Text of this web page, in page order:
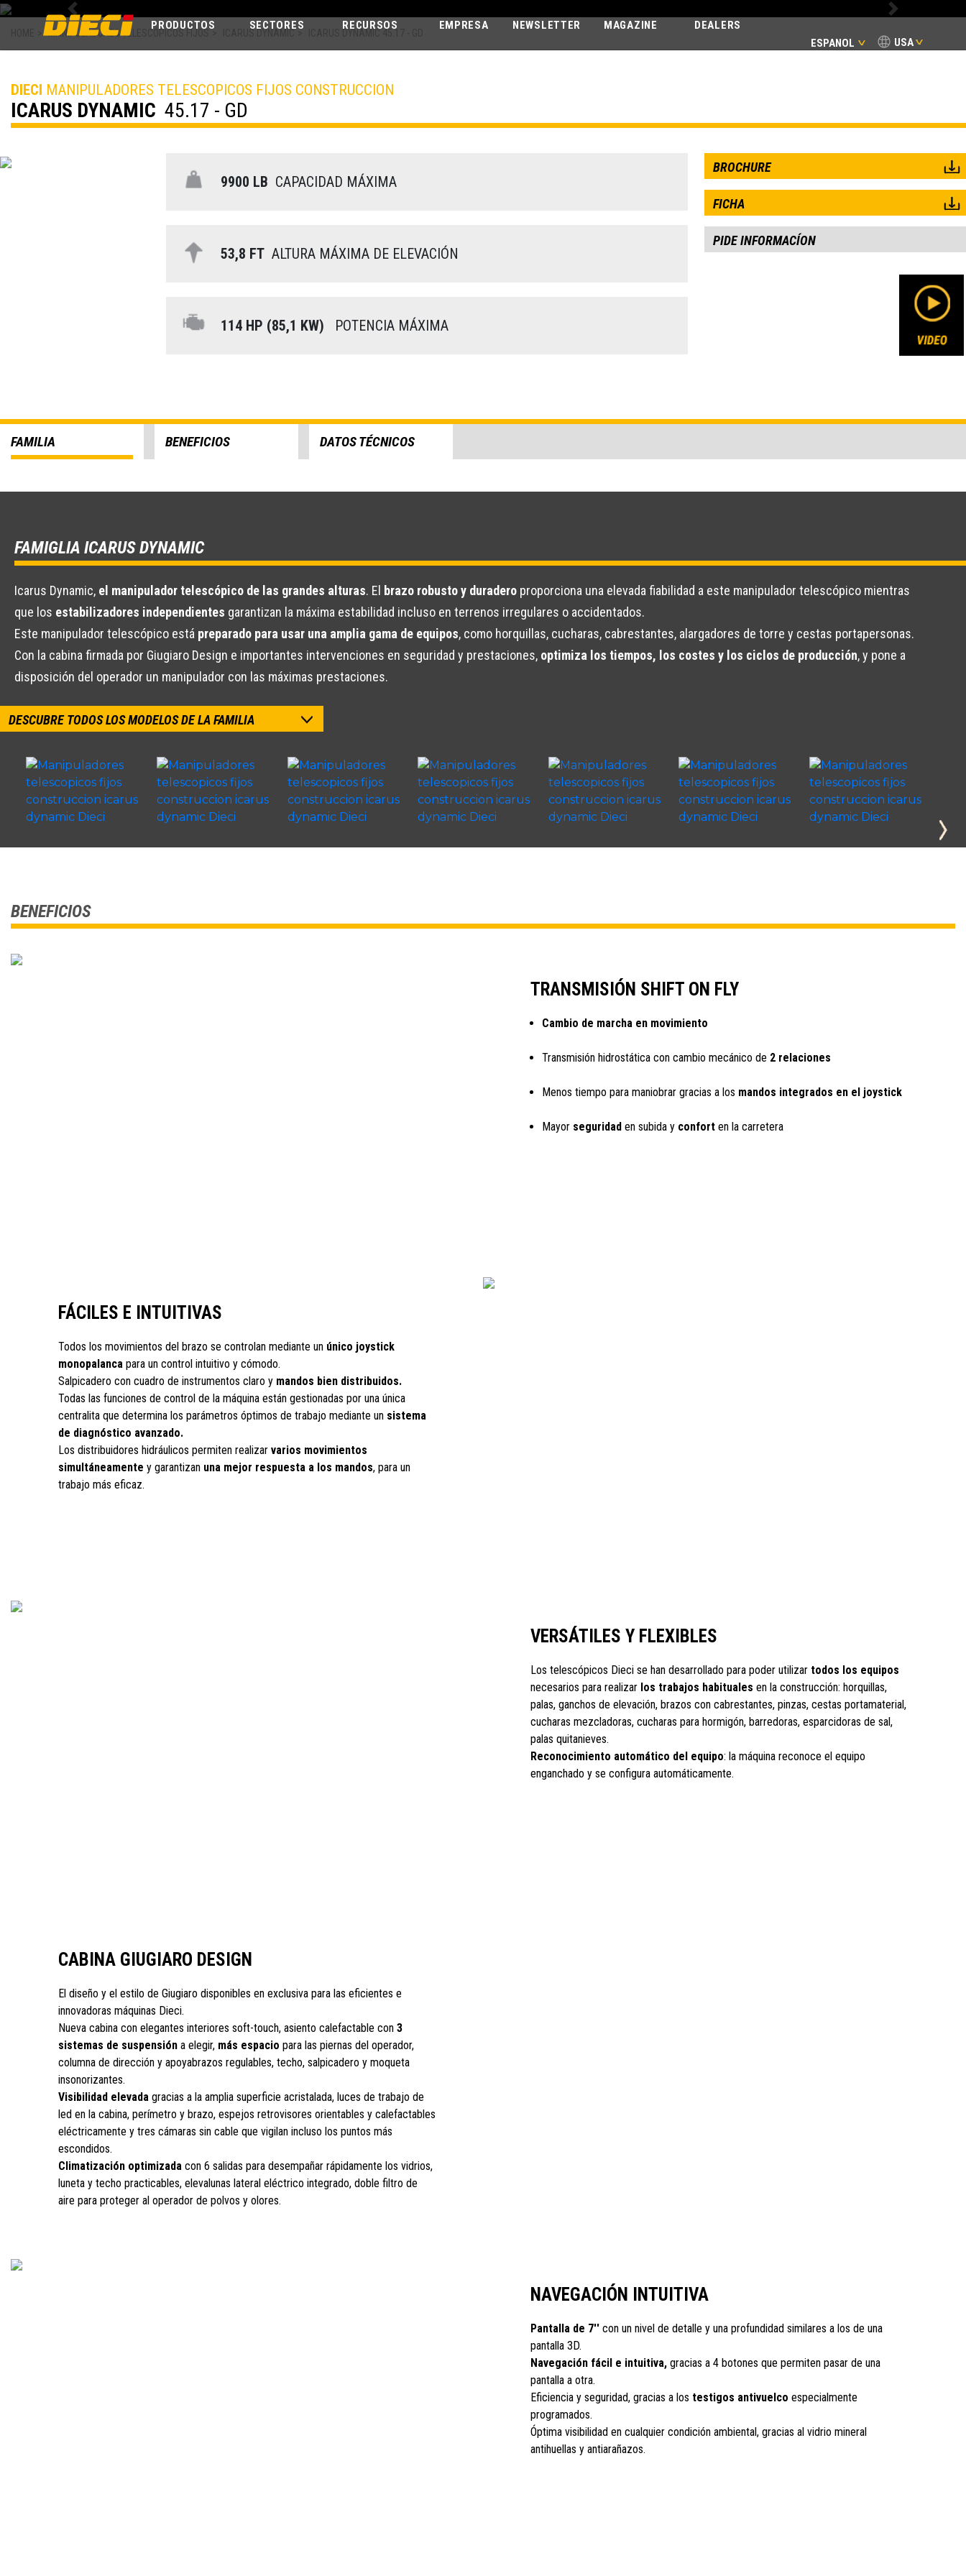
USA
ESPANOL
NEWSLETTER MAGAZINE DEALERS
PRODUCTOS SECTORES RECURSOS EMPRESA
Previous Next
ICARUS DYNAMIC
MANIPULADORES TELESCOPICOS FIJOS
DIECI MANIPULADORES TELESCOPICOS FIJOS CONSTRUCCION
ICARUS DYNAMIC 45.17 - GD
9900 LB CAPACIDAD MÁXIMA
53,8 FTALTURA MÁXIMA DE ELEVACIÓN
114 HP (85,1 KW) POTENCIA MÁXIMA
BROCHURE
FICHA
PIDE INFORMACÍON
FAMILIA BENEFICIOS DATOS TÉCNICOS
FAMIGLIA ICARUS DYNAMIC
Icarus Dynamic, el manipulador telescópico de las grandes alturas. El brazo robusto y duradero proporciona una elevada fiabilidad a este manipulador telescópico mientras
que los estabilizadores independientes garantizan la máxima estabilidad incluso en terrenos irregulares o accidentados.
Este manipulador telescópico está preparado para usar una amplia gama de equipos, como horquillas, cucharas, cabrestantes, alargadores de torre y cestas portapersonas.
Con la cabina firmada por Giugiaro Design e importantes intervenciones en seguridad y prestaciones, optimiza los tiempos, los costes y los ciclos de producción, y pone a
disposición del operador un manipulador con las máximas prestaciones.
DESCUBRE TODOS LOS MODELOS DE LA FAMILIA
BENEFICIOS
TRANSMISIÓN SHIFT ON FLY
Cambio de marcha en movimiento
Transmisión hidrostática con cambio mecánico de 2 relaciones
Menos tiempo para maniobrar gracias a los mandos integrados en el joystick
Mayor seguridaden subida y conforten la carretera
FÁCILES E INTUITIVAS
Todos los movimientos del brazo se controlan mediante un único joystick
monopalancapara un control intuitivo y cómodo.
Salpicadero con cuadro de instrumentos claro y mandos bien distribuidos.
Todas las funciones de control de la máquina están gestionadas por una única
centralita que determina los parámetros óptimos de trabajo mediante un sistema
de diagnóstico avanzado.
Los distribuidores hidráulicos permiten realizar varios movimientos
simultáneamente y garantizan una mejor respuesta a los mandos, para un
trabajo más eficaz.
VERSÁTILES Y FLEXIBLES
Los telescópicos Dieci se han desarrollado para poder utilizar todos los equipos
necesarios para realizar los trabajos habituales en la construcción: horquillas,
palas, ganchos de elevación, brazos con cabrestantes, pinzas, cestas portamaterial,
cucharas mezcladoras, cucharas para hormigón, barredoras, esparcidoras de sal,
palas quitanieves.
Reconocimiento automático del equipo: la máquina reconoce el equipo
enganchado y se configura automáticamente.
CABINA GIUGIARO DESIGN
El diseño y el estilo de Giugiaro disponibles en exclusiva para las eficientes e
innovadoras máquinas Dieci.
Nueva cabina con elegantes interiores soft-touch, asiento calefactable con 3
sistemas de suspensióna elegir, más espacio para las piernas del operador,
columna de dirección y apoyabrazos regulables, techo, salpicadero y moqueta
insonorizantes.
Visibilidad elevadagracias a la amplia superficie acristalada, luces de trabajo de
led en la cabina, perímetro y brazo, espejos retrovisores orientables y calefactables
eléctricamente y tres cámaras sin cable que vigilan incluso los puntos más
escondidos.
Climatización optimizadacon 6 salidas para desempañar rápidamente los vidrios,
luneta y techo practicables, elevalunas lateral eléctrico integrado, doble filtro de
aire para proteger al operador de polvos y olores.
NAVEGACIÓN INTUITIVA
Pantalla de 7''con un nivel de detalle y una profundidad similares a los de una
pantalla 3D.
Navegación fácil e intuitiva,gracias a 4 botones que permiten pasar de una
pantalla a otra.
Eficiencia y seguridad, gracias a los testigos antivuelco especialmente
programados.
Óptima visibilidad en cualquier condición ambiental, gracias al vidrio mineral
antihuellas y antiarañazos.